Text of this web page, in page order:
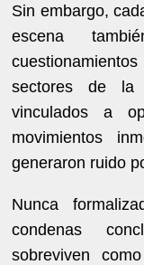
Sin embargo,
escena
sectores de la
vinculados a
movimientos
generaron ruido
Nunca
condenas
sobreviven